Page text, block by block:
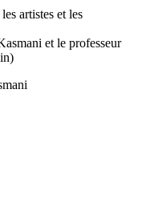
artistes et les
et le professeur